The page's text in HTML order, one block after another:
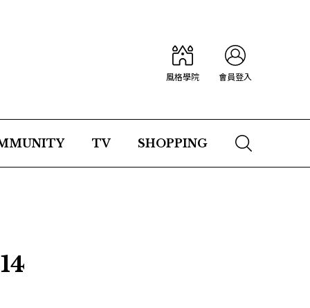
風格學院 會員登入
TV SHOPPING